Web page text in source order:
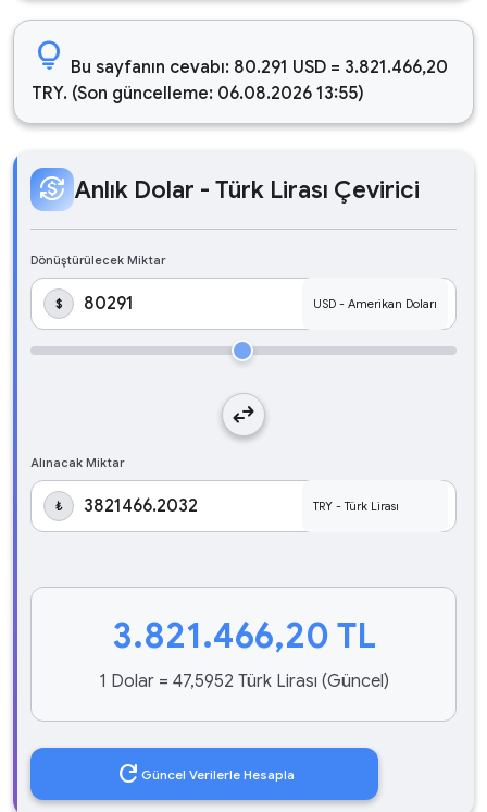
lightbulb Bu sayfanın cevabı: 80.291 USD = 3.821.466,20
TRY. (Son güncelleme: 06.08.2026 13:55)
currency_exchange Anlık Dolar - Türk Lirası Çevirici
Dönüştürülecek Miktar
$
swap_horiz
Alınacak Miktar
₺
3.821.466,20 TL
1 Dolar = 47,5952 Türk Lirası (Güncel)
refresh Güncel Verilerle Hesapla